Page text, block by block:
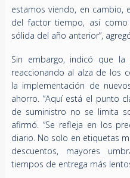
estamos viendo, en cambio,
del factor tiempo, así
sólida del año anterior”,
Sin embargo, indicó que
reaccionando al alza de los
la implementación de
ahorro. “Aquí está el punto
de suministro no se limita
afirmó. “Se refleja en los
diario. No solo en etiquetas
descuentos, mayores
tiempos de entrega más